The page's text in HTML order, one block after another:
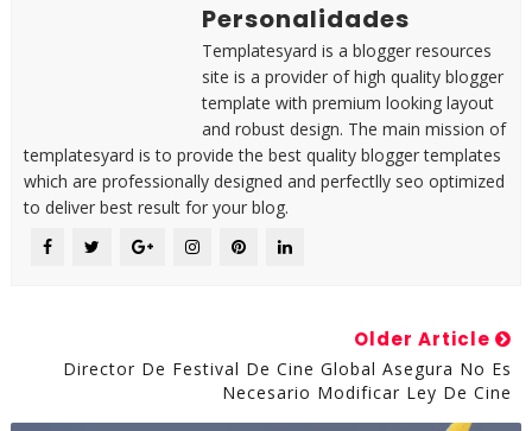
Personalidades
Templatesyard is a blogger resources
site is a provider of high quality blogger
template with premium looking layout
and robust design. The main mission of
templatesyard is to provide the best quality blogger templates
which are professionally designed and perfectlly seo optimized
to deliver best result for your blog.
Older Article
Director De Festival De Cine Global Asegura No Es
Necesario Modificar Ley De Cine